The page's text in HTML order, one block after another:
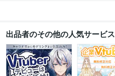
出品者のその他の人気サービス